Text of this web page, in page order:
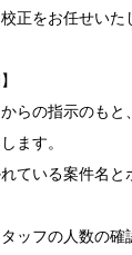
正をお任せいた
らの指示のもと
ます。
ている案件名と
ッフの人数の